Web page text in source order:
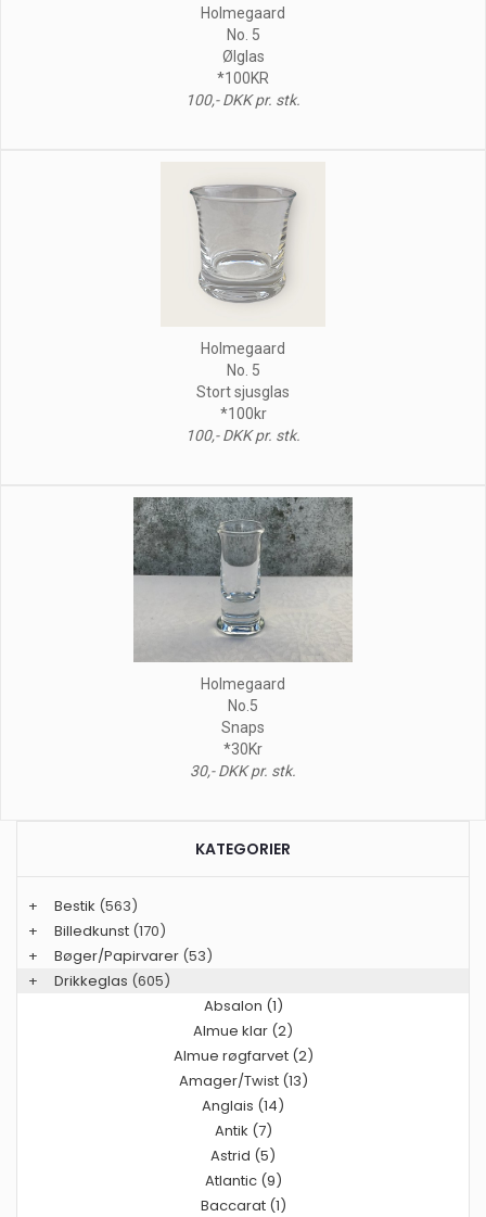
Holmegaard
No. 5
Ølglas
*100KR
100,- DKK pr. stk.
Holmegaard
No. 5
Stort sjusglas
*100kr
100,- DKK pr. stk.
Holmegaard
No.5
Snaps
*30Kr
30,- DKK pr. stk.
KATEGORIER
+ Bestik (563)
+
Billedkunst (170)
+
Bøger/Papirvarer (53)
+
Drikkeglas (605)
Absalon (1)
Almue klar (2)
Almue røgfarvet (2)
Amager/Twist (13)
Anglais (14)
Antik (7)
Astrid (5)
Atlantic (9)
Baccarat (1)